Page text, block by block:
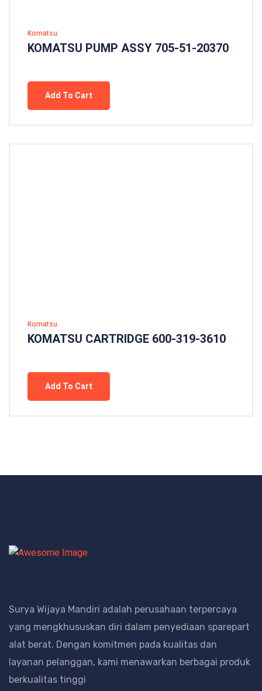
Komatsu
KOMATSU PUMP ASSY 705-51-20370
Add To Cart
Komatsu
KOMATSU CARTRIDGE 600-319-3610
Add To Cart
Surya Wijaya Mandiri adalah perusahaan terpercaya
yang mengkhususkan diri dalam penyediaan sparepart
alat berat. Dengan komitmen pada kualitas dan
layanan pelanggan, kami menawarkan berbagai produk
berkualitas tinggi